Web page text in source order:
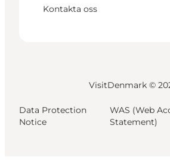
Kontakta oss
VisitDenmark ©
Data Protection
Notice
WAS (Web
Statement)